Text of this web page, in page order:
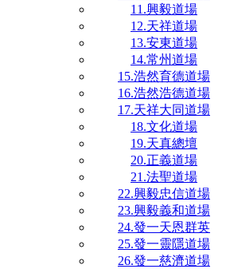
11.興毅道場
12.天祥道場
13.安東道場
14.常州道場
15.浩然育德道場
16.浩然浩德道場
17.天祥大同道場
18.文化道場
19.天真總壇
20.正義道場
21.法聖道場
22.興毅忠信道場
23.興毅義和道場
24.發一天恩群英
25.發一靈隱道場
26.發一慈濟道場